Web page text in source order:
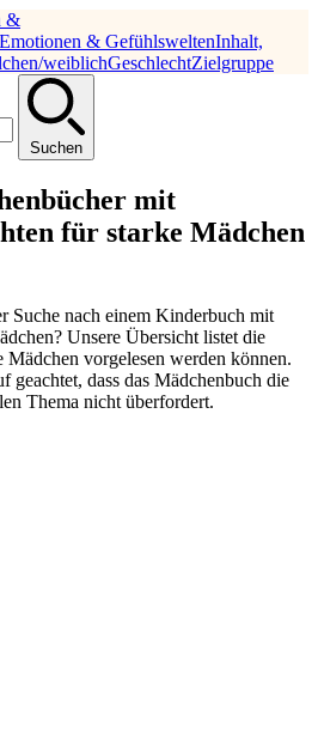
&
Emotionen & GefühlsweltenInhalt,
weiblichGeschlechtZielgruppe
Suchen
mit
für starke Mädchen
Suche nach einem Kinderbuch mit
Unsere Übersicht listet die
Mädchen vorgelesen werden können.
geachtet, dass das Mädchenbuch die
Thema nicht überfordert.